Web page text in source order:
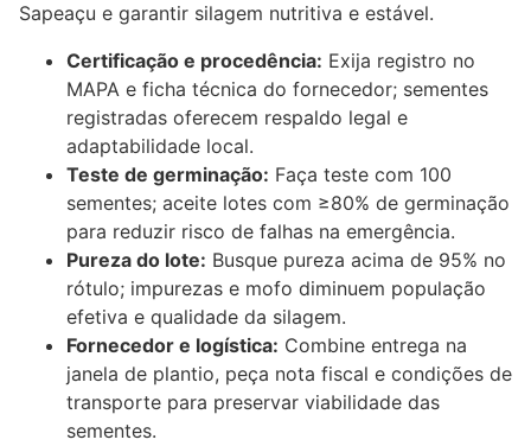
Sapeaçu e garantir silagem nutritiva e estável.
Certificação e procedência: Exija registro no
MAPA e ficha técnica do fornecedor; sementes
registradas oferecem respaldo legal e
adaptabilidade local.
Teste de germinação: Faça teste com 100
sementes; aceite lotes com ≥80% de germinação
para reduzir risco de falhas na emergência.
Pureza do lote: Busque pureza acima de 95% no
rótulo; impurezas e mofo diminuem população
efetiva e qualidade da silagem.
Fornecedor e logística: Combine entrega na
janela de plantio, peça nota fiscal e condições de
transporte para preservar viabilidade das
sementes.